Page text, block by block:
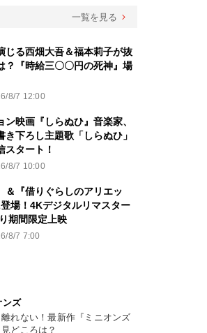
一覧を見る
じる西畑大吾＆福本莉子が抜
？『時給三〇〇円の死神』場
8/7 12:00
ン映画『しらぬひ』音楽家、
き下ろし主題歌「しらぬひ」
スタート！
8/7 10:00
＆『借りぐらしのアリエッ
場！4Kデジタルリマスター
期間限定上映
8/7 7:00
ンズ
れない！最新作『ミニオンズ
どころは？